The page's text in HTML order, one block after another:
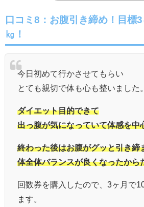
口コミ8：お腹引き締め！目標
㎏！
今日初めて行かさせてもらい
とても親切で体も心も整いました。
ダイエット目的できて
出っ腹が気になっていて体感を中
終わった後はお腹がグッと引き締
体全体バランスが良くなったから
回数券を購入したので、3ヶ月で
ます。